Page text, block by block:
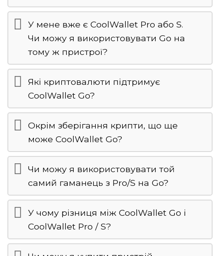
У мене вже є CoolWallet Pro або S.
Чи можу я використовувати Go на
тому ж пристрої?
Які криптовалюти підтримує
CoolWallet Go?
Окрім зберігання крипти, що ще
може CoolWallet Go?
Чи можу я використовувати той
самий гаманець з Pro/S на Go?
У чому різниця між CoolWallet Go і
CoolWallet Pro / S?